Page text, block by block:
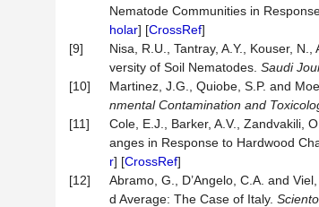
Nematode Communities in
holar] [CrossRef]
[9]
Nisa, R.U., Tantray, A.Y., Kouser, N.,
versity of Soil Nematodes. Saudi
[10]
Martinez, J.G., Quiobe, S.P. and
nmental Contamination and
[11]
Cole, E.J., Barker, A.V., Zandvakili,
anges in Response to Hardwood
r] [CrossRef]
[12]
Abramo, G., D’Angelo, C.A. and
d Average: The Case of Italy.